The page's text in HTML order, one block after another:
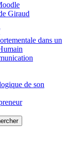
Giraud
dans un
de son